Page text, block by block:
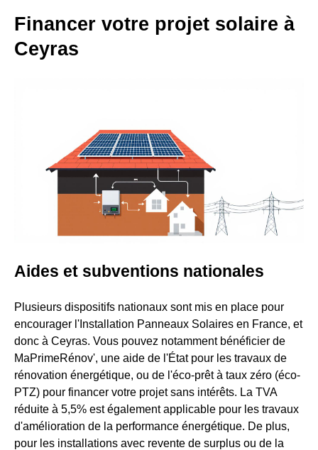
Financer votre projet solaire à
Ceyras
Aides et subventions nationales
Plusieurs dispositifs nationaux sont mis en place pour
encourager l'Installation Panneaux Solaires en France, et
donc à Ceyras. Vous pouvez notamment bénéficier de
MaPrimeRénov', une aide de l'État pour les travaux de
rénovation énergétique, ou de l'éco-prêt à taux zéro (éco-
PTZ) pour financer votre projet sans intérêts. La TVA
réduite à 5,5% est également applicable pour les travaux
d'amélioration de la performance énergétique. De plus,
pour les installations avec revente de surplus ou de la